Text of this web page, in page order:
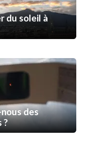
du soleil à
des
?